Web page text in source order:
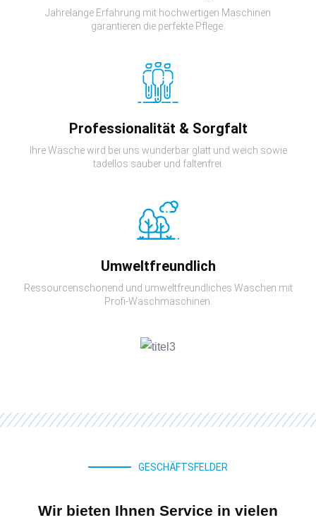
Jahrelange Erfahrung mit hochwertigen Maschinen
garantieren die perfekte Pflege.
Professionalität & Sorgfalt
Ihre Wäsche wird bei uns wunderbar glatt und weich sowie
tadellos sauber und faltenfrei.
Umweltfreundlich
Ressourcenschonend und umweltfreundliches Waschen mit
Profi-Waschmaschinen.
GESCHÄFTSFELDER
Wir bieten Ihnen Service in vielen